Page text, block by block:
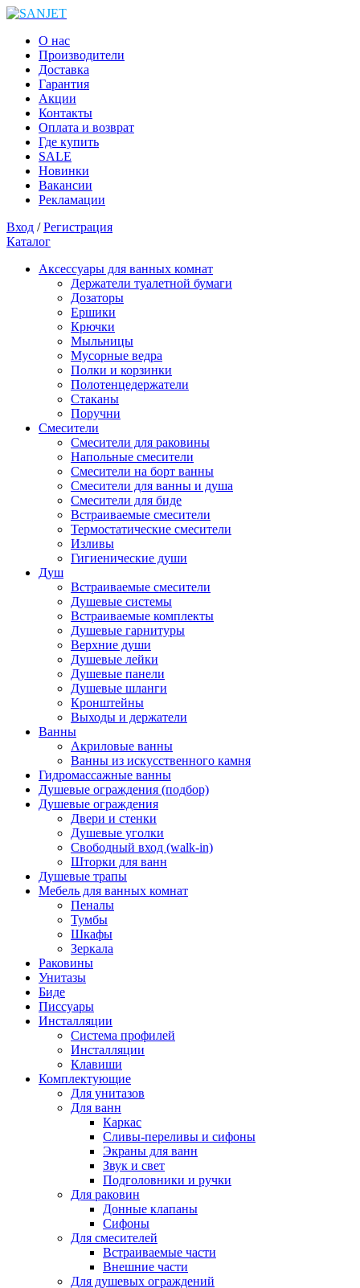
О нас
Производители
Доставка
Гарантия
Акции
Контакты
Оплата и возврат
Где купить
SALE
Новинки
Вакансии
Рекламации
Вход /Регистрация
Каталог
Аксессуары для ванных комнат
Держатели туалетной бумаги
Дозаторы
Ершики
Крючки
Мыльницы
Мусорные ведра
Полки и корзинки
Полотенцедержатели
Стаканы
Поручни
Смесители
Смесители для раковины
Напольные смесители
Смесители на борт ванны
Смесители для ванны и душа
Смесители для биде
Встраиваемые смесители
Термостатические смесители
Изливы
Гигиенические души
Душ
Встраиваемые смесители
Душевые системы
Встраиваемые комплекты
Душевые гарнитуры
Верхние души
Душевые лейки
Душевые панели
Душевые шланги
Кронштейны
Выходы и держатели
Ванны
Акриловые ванны
Ванны из искусственного камня
Гидромассажные ванны
Душевые ограждения (подбор)
Душевые ограждения
Двери и стенки
Душевые уголки
Свободный вход (walk-in)
Шторки для ванн
Душевые трапы
Мебель для ванных комнат
Пеналы
Тумбы
Шкафы
Зеркала
Раковины
Унитазы
Биде
Писсуары
Инсталляции
Система профилей
Инсталляции
Клавиши
Комплектующие
Для унитазов
Для ванн
Каркас
Сливы-переливы и сифоны
Экраны для ванн
Звук и свет
Подголовники и ручки
Для раковин
Донные клапаны
Сифоны
Для смесителей
Встраиваемые части
Внешние части
Для душевых ограждений